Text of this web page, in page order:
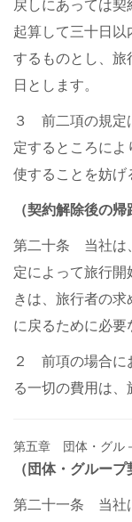
戻しにあっては
起算して三十日
するものとし、旅
日とします。
３ 前二項の規定
定するところに
使することを妨げ
（契約解除後の帰
第二十条 当社は
定によって旅行開
きは、旅行者の
に戻るために必要
２ 前項の場合に
る一切の費用は、
第五章 団体・グル
（団体・グループ
第二十一条 当社